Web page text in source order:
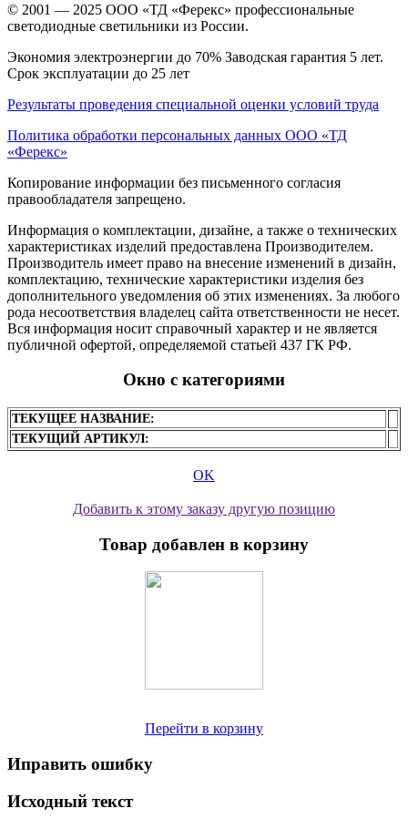
© 2001 — 2025 ООО «ТД «Ферекс» профессиональные
светодиодные светильники из России.
Экономия электроэнергии до 70% Заводская гарантия 5 лет.
Срок эксплуатации до 25 лет
Результаты проведения специальной оценки условий труда
Политика обработки персональных данных ООО «ТД
«Ферекс»
Копирование информации без письменного согласия
правообладателя запрещено.
Информация о комплектации, дизайне, а также о технических
характеристиках изделий предоставлена Производителем.
Производитель имеет право на внесение изменений в дизайн,
комплектацию, технические характеристики изделия без
дополнительного уведомления об этих изменениях. За любого
рода несоответствия владелец сайта ответственности не несет.
Вся информация носит справочный характер и не является
публичной офертой, определяемой статьей 437 ГК РФ.
Окно с категориями
ТЕКУЩЕЕ НАЗВАНИЕ:
ТЕКУЩИЙ АРТИКУЛ:
OK
Добавить к этому заказу другую позицию
Товар добавлен в корзину
Перейти в корзину
Иправить ошибку
Исходный текст